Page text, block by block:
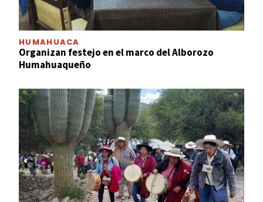
HUMAHUACA
Organizan festejo en el marco del Alborozo
Humahuaqueño